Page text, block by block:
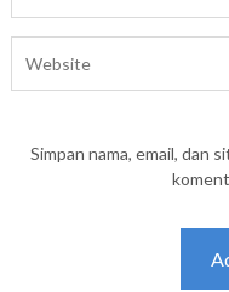
Simpan nama, email, dan